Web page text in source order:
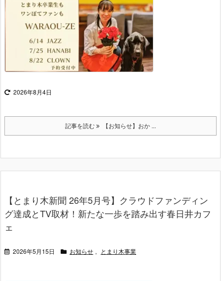
2026年8月4日
記事を読む 【お知らせ】おか ...
【とまり木新聞 26年5月号】クラウドファンディン
グ達成とTV取材！新たな一歩を踏み出す春日井カフ
ェ
2026年5月15日 お知らせ , とまり木事業